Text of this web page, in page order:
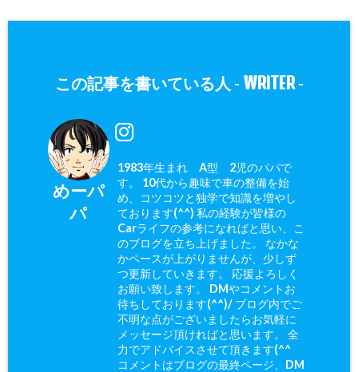
この記事を書いている人 - WRITER-
めーパ
パ
1983年生まれ A型 2児のパパで
す。 10代から趣味で車の整備を始
め、コツコツと独学で知識を増やし
ております(^^) 私の経験が皆様の
Carライフの参考になればと思い、こ
のブログを立ち上げました。 なかな
かペースが上がりませんが、少しず
つ更新していきます。 応援よろしく
お願い致します。 DMやコメントお
待ちしております(^^)/ ブログ内でご
不明な点がございましたらお気軽に
メッセージ頂ければと思います。 全
力でアドバイスさせて頂きます(^^ゞ
コメントはブログの最終ページ、DM